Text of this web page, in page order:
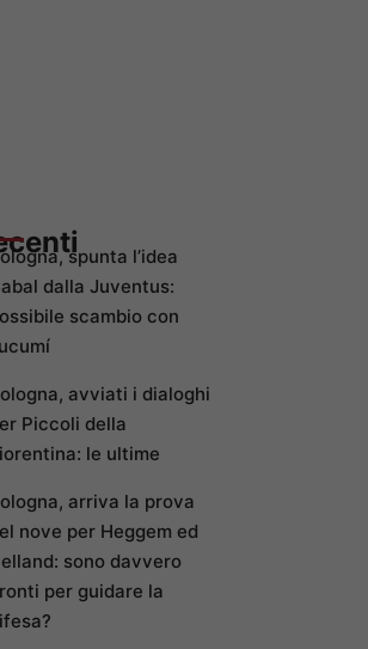
spunta l’idea
dalla Juventus:
scambio con
avviati i dialoghi
Piccoli della
le ultime
arriva la prova
nove per Heggem ed
sono davvero
per guidare la